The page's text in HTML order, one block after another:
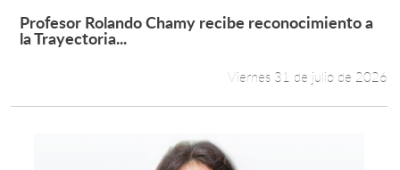
Leer más +
Profesor Rolando Chamy recibe reconocimiento a
la Trayectoria...
Viernes 31 de julio de 2026